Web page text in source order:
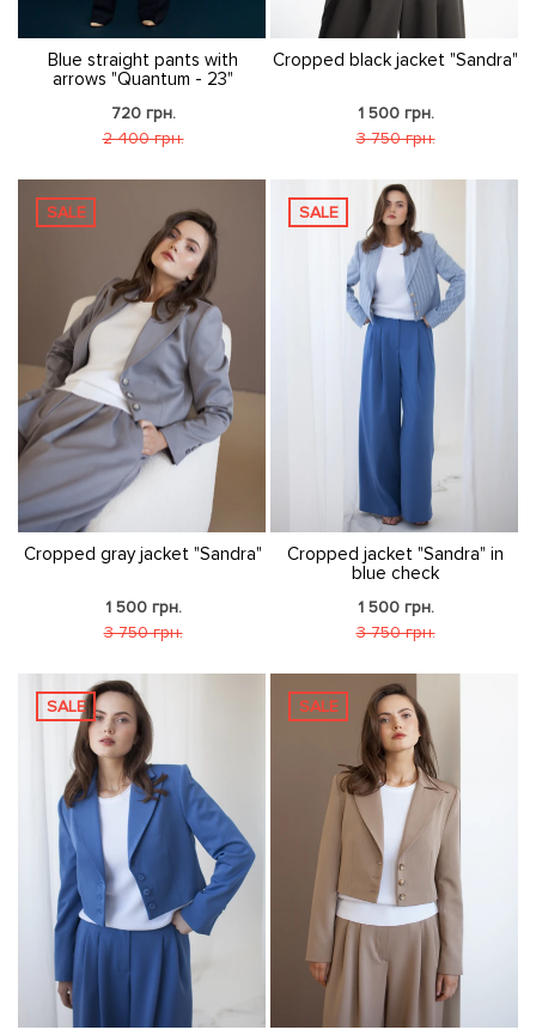
Blue straight pants with
arrows "Quantum - 23"
720 грн.
2 400 грн.
Cropped black jacket "Sandra"
1 500 грн.
3 750 грн.
SALE
Cropped gray jacket "Sandra"
1 500 грн.
3 750 грн.
SALE
Cropped jacket "Sandra" in
blue check
1 500 грн.
3 750 грн.
SALE SALE